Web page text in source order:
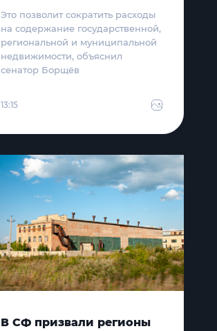
Это позволит сократить расходы
на содержание государственной,
региональной и муниципальной
недвижимости, объяснил
сенатор Борщёв
13:15
В СФ призвали регионы